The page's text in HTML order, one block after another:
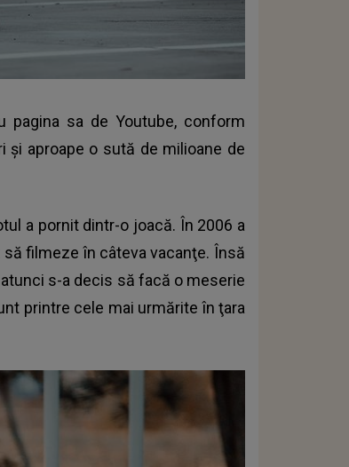
sa de Youtube, conform
şi aproape o sută de milioane de
a pornit dintr-o joacă. În 2006 a
filmeze în câteva vacanţe. Însă
s-a decis să facă o meserie
printre cele mai urmărite în ţara